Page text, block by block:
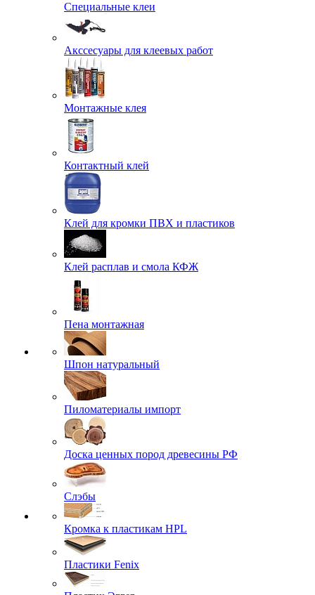
Специальные клеи
Акссесуары для клеевых работ
Монтажные клея
Контактный клей
Клей для кромки ПВХ и пластиков
Клей расплав и смола КФЖ
Пена монтажная
Шпон натуральный
Пиломатериалы импорт
Доска ценных пород древесины РФ
Слэбы
Кромка к пластикам HPL
Пластики Fenix